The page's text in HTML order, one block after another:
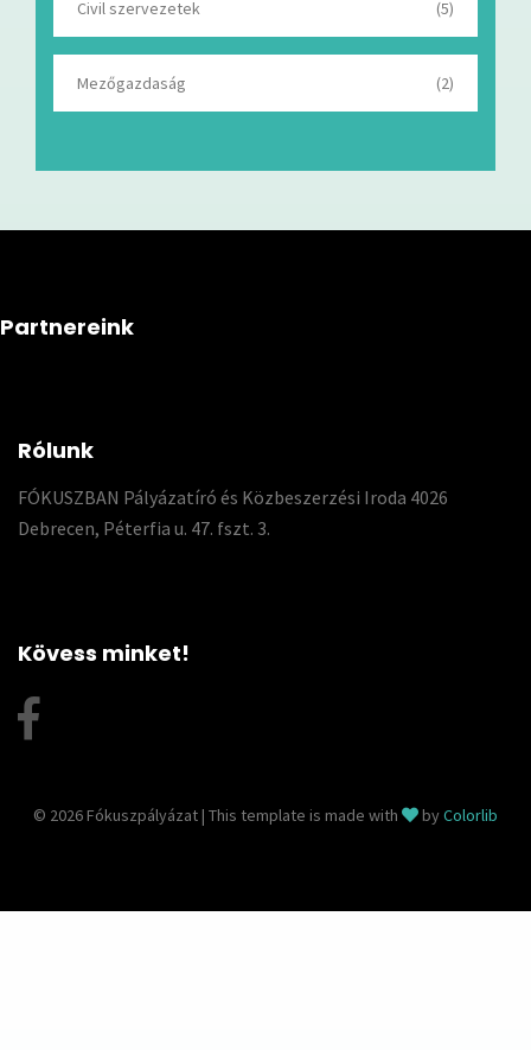
Civil szervezetek (5)
Mezőgazdaság (2)
Partnereink
Rólunk
FÓKUSZBAN Pályázatíró és Közbeszerzési Iroda 4026
Debrecen, Péterfia u. 47. fszt. 3.
Kövess minket!
© 2026 Fókuszpályázat | This template is made with byColorlib